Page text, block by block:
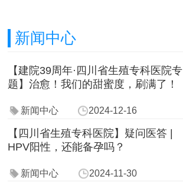
新闻中心
【建院39周年·四川省生殖专科医院专
题】治愈！我们的甜蜜度，刷满了！
新闻中心 2024-12-16
【四川省生殖专科医院】疑问医答 |
HPV阳性，还能备孕吗？
新闻中心 2024-11-30